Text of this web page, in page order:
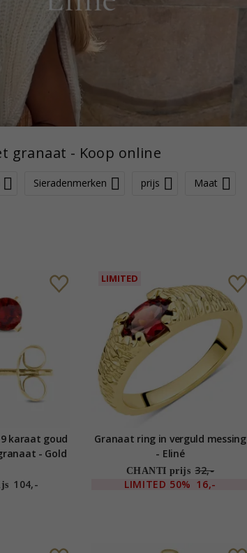
granaat - Koop online
Sieradenmerken prijs Maat
karaat goud
- Gold
104,-
LIMITED
Granaat ring in verguld messing
- Eliné
CHANTI prijs 32,-
LIMITED 50% 16,-